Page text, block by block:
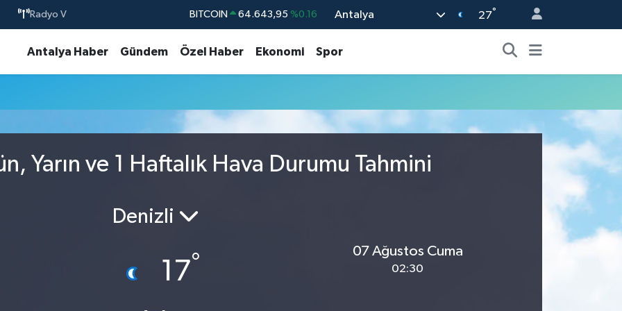
Radyo V BITCOIN 64.643,95 %0.16
GRAM ALTIN %0.12
Antalya 27°
Antalya Haber Gündem Özel Haber Ekonomi Spor
Yarın ve 1 Haftalık Hava Durumu Tahmini
Denizli
17°
07 Ağustos Cuma
02:30